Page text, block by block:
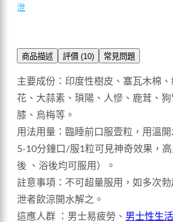
泄
商品描述 評價 (10) 常見問題
主要成份：印度性樹皮、塞瓦木棉、
花、大蒜素、瑣陽、人慘、鹿茸、
膝、烏梅等。
用法用量：臨睡前口服壹粒，用溫
5-10分鐘口/服1粒可見神奇效果，
後 、浴後均可服用）。
註意事項：不可超量服用，如多次
泄者飲涼開水解之。
這應人群 ：男士易疲勞、 男士性生活